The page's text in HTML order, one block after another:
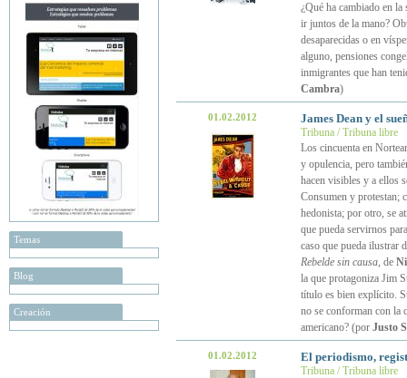
Temas
Blog
Creación
¿Qué ha cambiado en
ir juntos de la mano?
desaparecidas o en
alguno, pensiones
inmigrantes que han
Cambra)
01.02.2012 James Dean y el
Tribuna / Tribuna libre
Los cincuenta en
y opulencia, pero
hacen visibles y a ellos
Consumen y protestan;
hedonista; por otro, se
que pueda servirnos
caso que pueda ilustrar
Rebelde sin causa, de
la que protagoniza Jim
título es bien explícito.
no se conforman con la
americano? (por Justo
01.02.2012 El periodismo,
Tribuna / Tribuna libre